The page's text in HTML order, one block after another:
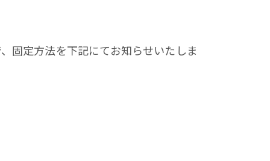
固定方法を下記にてお知らせいたしま